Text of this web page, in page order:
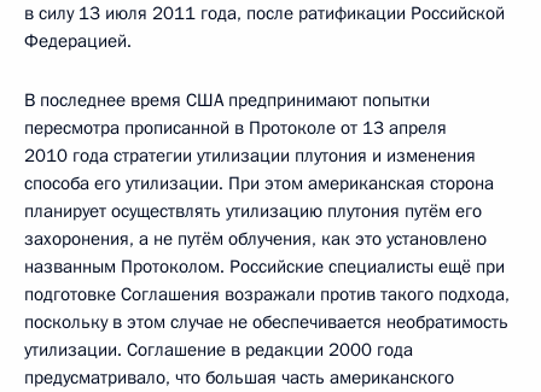
в силу 13 июля 2011 года, после ратификации Российской
Федерацией.
В последнее время США предпринимают попытки
пересмотра прописанной в Протоколе от 13 апреля
2010 года стратегии утилизации плутония и изменения
способа его утилизации. При этом американская сторона
планирует осуществлять утилизацию плутония путём его
захоронения, а не путём облучения, как это установлено
названным Протоколом. Российские специалисты ещё при
подготовке Соглашения возражали против такого подхода,
поскольку в этом случае не обеспечивается необратимость
утилизации. Соглашение в редакции 2000 года
предусматривало, что большая часть американского